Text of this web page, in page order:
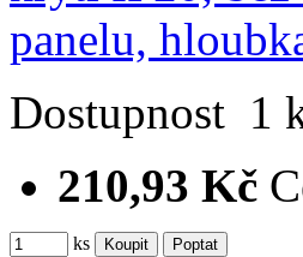
Dostupnost 1
210,93 Kč
ks